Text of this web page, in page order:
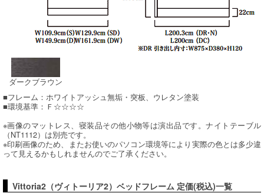
ダークブラウン
■フレーム：ホワイトアッシュ無垢・突板、ウレタン塗装
■環境基準：Ｆ☆☆☆☆
※画像のマットレス、寝装品その他小物等は演出品です。ナイトテーブル
（NT1112）は別売です。
※印刷画像のため、またお使いのパソコン環境等により実際の色とは多少違
って見えるかもしれませんのでご了承ください。
Vittoria2（ヴィトーリア2）ベッドフレーム 定価(税込)一覧